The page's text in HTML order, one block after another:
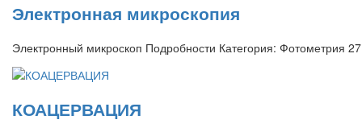
Электронная микроскопия
Электронный микроскоп Подробности Категория: Фотометрия
КОАЦЕРВАЦИЯ